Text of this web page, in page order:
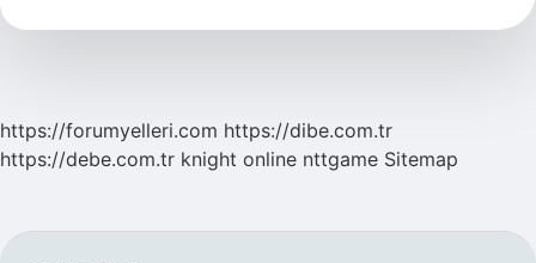
https://forumyelleri.com https://dibe.com.tr
https://debe.com.tr knight online nttgame Sitemap